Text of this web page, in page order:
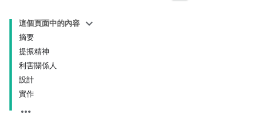
這個頁面中的內容
摘要
提振精神
利害關係人
設計
實作